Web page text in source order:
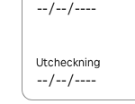
Utcheckning